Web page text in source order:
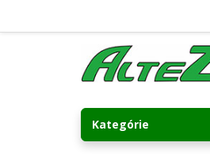
Kategórie